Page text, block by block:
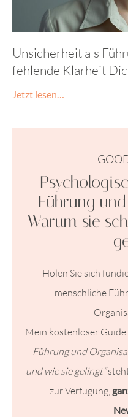
Unsicherheit als
fehlende Klarheit
Jetzt lesen…
Führung
Warum sie
Holen Sie sich
menschliche
Mein kostenloser Guide
Führung und
und wie sie gelingt“
zur Verfügung,